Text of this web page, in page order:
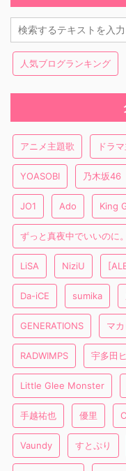
人気ブログランキング
アニメ主題歌 ドラ
YOASOBI 乃木坂46
JO1 Ado King
ずっと真夜中でいいのに。
LiSA NiziU
Da-iCE sumika
GENERATIONS マ
RADWIMPS 宇多田
Little Glee Monster
手越祐也 優里
Vaundy すとぷり